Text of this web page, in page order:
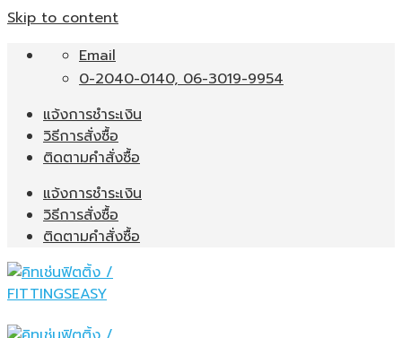
Skip to content
Email
0-2040-0140, 06-3019-9954
แจ้งการชำระเงิน
วิธีการสั่งซื้อ
ติดตามคำสั่งซื้อ
แจ้งการชำระเงิน
วิธีการสั่งซื้อ
ติดตามคำสั่งซื้อ